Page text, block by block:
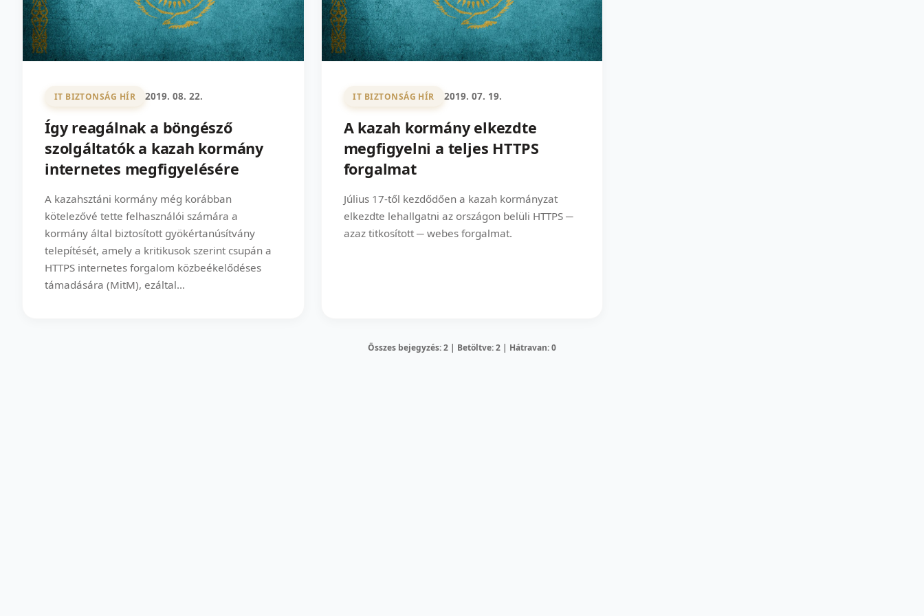
IT BIZTONSÁG HÍR 2019. 08. 22.
Így reagálnak a böngésző
szolgáltatók a kazah kormány
internetes megfigyelésére
A kazahsztáni kormány még korábban
kötelezővé tette felhasználói számára a
kormány által biztosított gyökértanúsítvány
telepítését, amely a kritikusok szerint csupán a
HTTPS internetes forgalom közbeékelődéses
támadására (MitM), ezáltal...
IT BIZTONSÁG HÍR 2019. 07. 19.
A kazah kormány elkezdte
megfigyelni a teljes HTTPS
forgalmat
Július 17-től kezdődően a kazah kormányzat
elkezdte lehallgatni az országon belüli HTTPS ─
azaz titkosított ─ webes forgalmat.
Összes bejegyzés: 2 | Betöltve: 2 | Hátravan: 0